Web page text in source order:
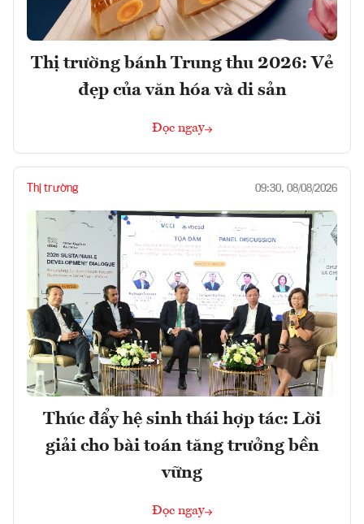
Thị trường bánh Trung thu 2026: Vẻ
đẹp của văn hóa và di sản
Đọc ngay
Thị trường 09:30, 08/08/2026
Thúc đẩy hệ sinh thái hợp tác: Lời
giải cho bài toán tăng trưởng bền
vững
Đọc ngay